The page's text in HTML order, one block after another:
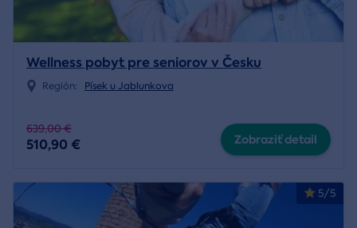
Wellness pobyt pre seniorov v Česku
Región: Písek u Jablunkova
639,00 €
510,90 € Zobraziť detail
5/5